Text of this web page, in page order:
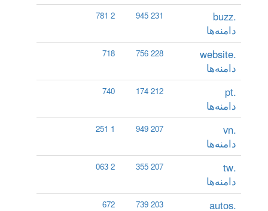
.buzz
دامنه‌ها
231 945
2 781
.website
دامنه‌ها
228 756
718
.pt
دامنه‌ها
212 174
740
.vn
دامنه‌ها
207 949
1 251
.tw
دامنه‌ها
207 355
2 063
.autos
203 739
672